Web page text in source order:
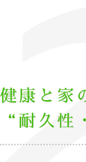
健康と家
“耐久性